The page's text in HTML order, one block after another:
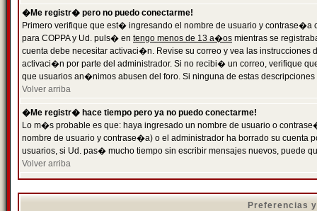
�Me registr� pero no puedo conectarme!
Primero verifique que est� ingresando el nombre de usuario y
para COPPA y Ud. puls� en tengo menos de 13 a�os mientras se
cuenta debe necesitar activaci�n. Revise su correo y vea las
activaci�n por parte del administrador. Si no recibi� un correo, verifique
que usuarios an�nimos abusen del foro. Si ninguna de estas
Volver arriba
�Me registr� hace tiempo pero ya no puedo conectarme!
Lo m�s probable es que: haya ingresado un nombre de usuario o
nombre de usuario y contrase�a) o el administrador ha borrado su
usuarios, si Ud. pas� mucho tiempo sin escribir mensajes nuevos, puede
Volver arriba
Preferencias